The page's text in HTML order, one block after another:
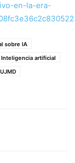
en-la-era-
sobre IA
Inteligencia artificial
UJMD